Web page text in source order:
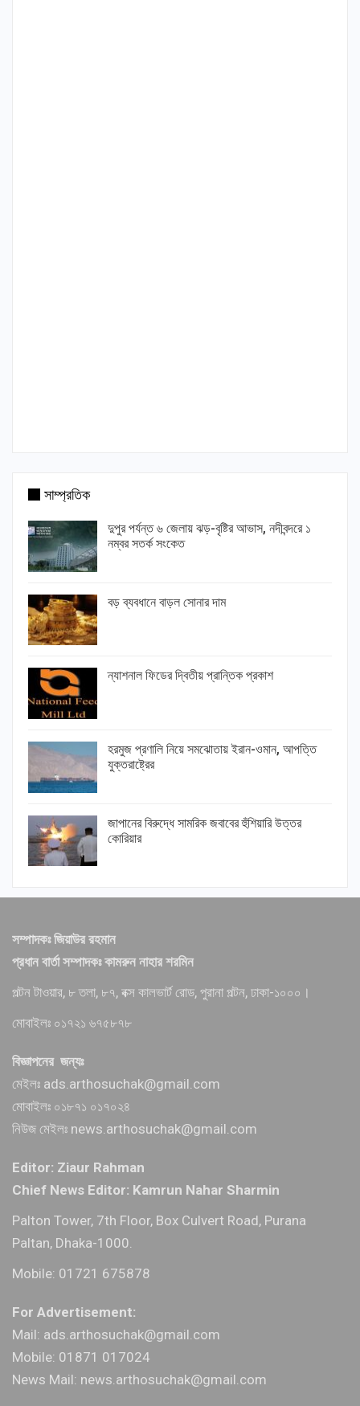
সাম্প্রতিক
দুপুর পর্যন্ত ৬ জেলায় ঝড়-বৃষ্টির আভাস, নদীবন্দরে ১
নম্বর সতর্ক সংকেত
বড় ব্যবধানে বাড়ল সোনার দাম
ন্যাশনাল ফিডের দ্বিতীয় প্রান্তিক প্রকাশ
হরমুজ প্রণালি নিয়ে সমঝোতায় ইরান-ওমান, আপত্তি
যুক্তরাষ্ট্রের
জাপানের বিরুদ্ধে সামরিক জবাবের হুঁশিয়ারি উত্তর
কোরিয়ার
সম্পাদকঃ জিয়াউর রহমান
প্রধান বার্তা সম্পাদকঃ কামরুন নাহার শরমিন
পল্টন টাওয়ার, ৮ তলা, ৮৭, বক্স কালভার্ট রোড, পুরানা পল্টন, ঢাকা-১০০০।
মোবাইলঃ ০১৭২১ ৬৭৫৮৭৮
বিজ্ঞাপনের জন্যঃ
মেইলঃ ads.arthosuchak@gmail.com
মোবাইলঃ ০১৮৭১ ০১৭০২৪
নিউজ মেইলঃ news.arthosuchak@gmail.com
Editor: Ziaur Rahman
Chief News Editor: Kamrun Nahar Sharmin
Palton Tower, 7th Floor, Box Culvert Road, Purana
Paltan, Dhaka-1000.
Mobile: 01721 675878
For Advertisement:
Mail: ads.arthosuchak@gmail.com
Mobile: 01871 017024
News Mail: news.arthosuchak@gmail.com